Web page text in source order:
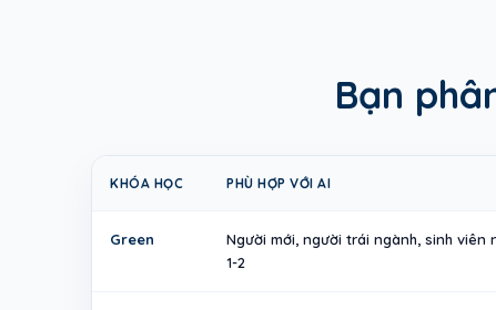
Bạn
KHÓA HỌC PHÙ HỢP VỚI AI
Green
Người mới, người trái ngành, sinh viên
1-2